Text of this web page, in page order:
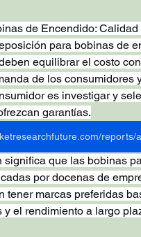
de Encendido:
para bobinas de
equilibrar el costo
de los consumidores
es investigar y
garantías.
significa que las bobinas
por docenas de
tener marcas preferidas
el rendimiento a largo